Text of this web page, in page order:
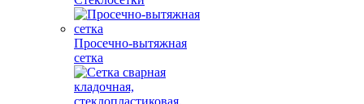
Просечно-вытяжная
сетка